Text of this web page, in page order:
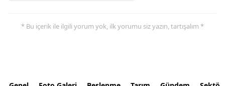
* Bu içerik ile ilgili yorum yok, ilk yorumu siz yazın, tartışalım *